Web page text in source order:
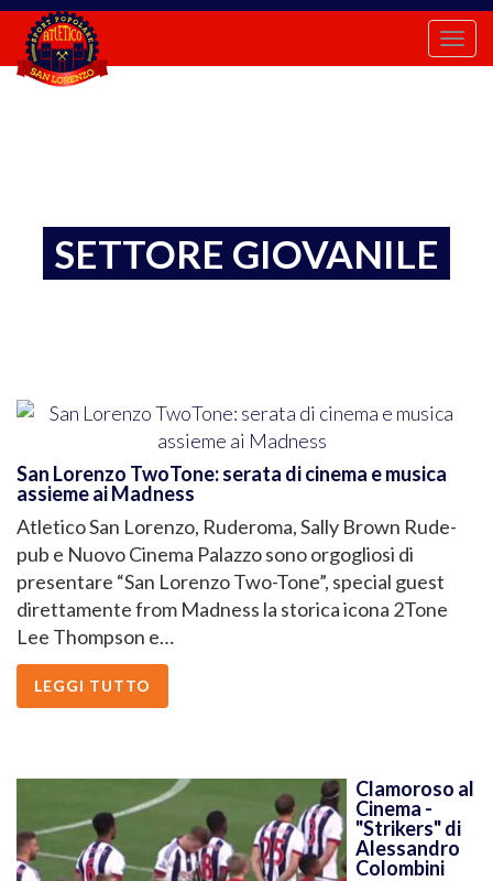
SETTORE GIOVANILE
San Lorenzo TwoTone: serata di cinema e musica
assieme ai Madness
Atletico San Lorenzo, Ruderoma, Sally Brown Rude-
pub e Nuovo Cinema Palazzo sono orgogliosi di
presentare “San Lorenzo Two-Tone”, special guest
direttamente from Madness la storica icona 2Tone
Lee Thompson e…
LEGGI TUTTO
Clamoroso al
Cinema -
"Strikers" di
Alessandro
Colombini